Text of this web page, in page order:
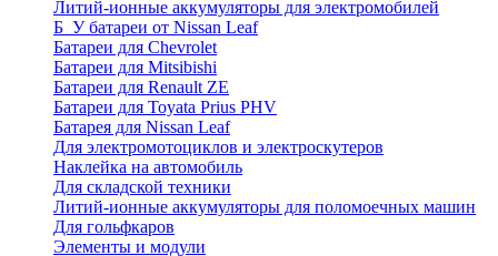
Литий-ионные аккумуляторы для электромобилей
Б_У батареи от Nissan Leaf
Батареи для Chevrolet
Батареи для Mitsibishi
Батареи для Renault ZE
Батареи для Toyata Prius PHV
Батарея для Nissan Leaf
Для электромотоциклов и электроскутеров
Наклейка на автомобиль
Для складской техники
Литий-ионные аккумуляторы для поломоечных машин
Для гольфкаров
Элементы и модули